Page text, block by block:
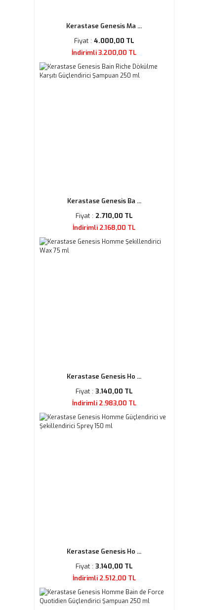
Kerastase Genesis Ma ...
Fiyat : 4.000,00 TL
İndirimli 3.200,00 TL
Kerastase Genesis Ba ...
Fiyat : 2.710,00 TL
İndirimli 2.168,00 TL
Kerastase Genesis Ho ...
Fiyat : 3.140,00 TL
İndirimli 2.983,00 TL
Kerastase Genesis Ho ...
Fiyat : 3.140,00 TL
İndirimli 2.512,00 TL